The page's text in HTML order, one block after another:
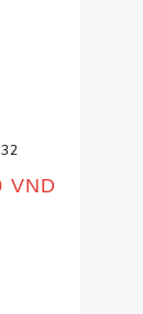
VND